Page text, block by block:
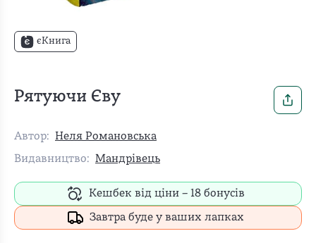
єКнига
Рятуючи Єву
Автор:
Неля Романовська
Видавництво: Мандрівець
Кешбек від ціни – 18бонусів
Завтра буде у ваших лапках